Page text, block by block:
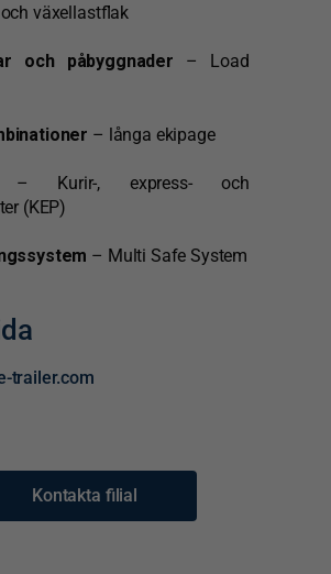
växellastflak
och påbyggnader – Load
– långa ekipage
Kurir-, express- och
(KEP)
– Multi Safe System
trailer.com
Kontakta filial